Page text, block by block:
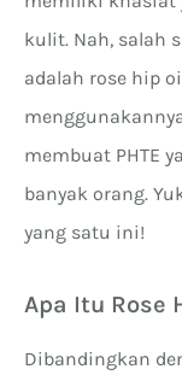
kulit. Nah, salah
adalah rose hip
membuat PHTE
banyak orang.
yang satu ini!
Apa Itu Rose
Dibandingkan